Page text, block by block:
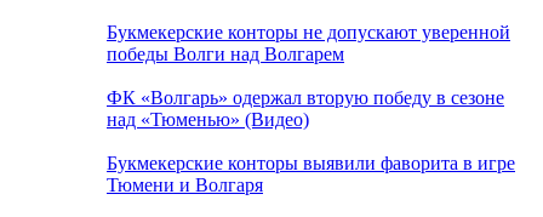
Букмекерские конторы не допускают уверенной
победы Волги над Волгарем
ФК «Волгарь» одержал вторую победу в сезоне
над «Тюменью» (Видео)
Букмекерские конторы выявили фаворита в игре
Тюмени и Волгаря